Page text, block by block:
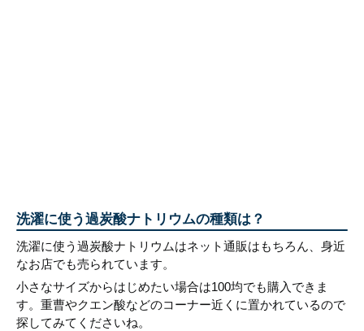
洗濯に使う過炭酸ナトリウムの種類は？
洗濯に使う過炭酸ナトリウムはネット通販はもちろん、身近
なお店でも売られています。
小さなサイズからはじめたい場合は100均でも購入できま
す。重曹やクエン酸などのコーナー近くに置かれているので
探してみてくださいね。